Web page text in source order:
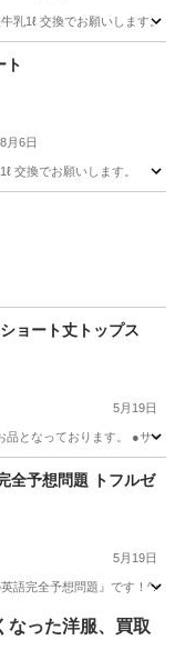
乳1ℓ 交換でお願いします。
マーキュリーデュオ
ト
8月6日
交換でお願いします。
ョート丈トップス
5月19日
となっております。 ●サ
カコーラ
全予想問題 トフルゼ
5月19日
語完全予想問題』です！
なった洋服、買取